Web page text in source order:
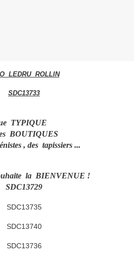
LEDRU ROLLIN
TYPIQUE
BOUTIQUES
, des tapissiers ...
la BIENVENUE !